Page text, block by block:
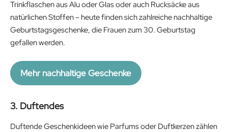
Trinkflaschen aus Alu oder Glas oder auch Rucksäcke aus
natürlichen Stoffen – heute finden sich zahlreiche nachhaltige
Geburtstagsgeschenke, die Frauen zum 30. Geburtstag
gefallen werden.
Mehr nachhaltige Geschenke
3. Duftendes
Duftende Geschenkideen wie Parfums oder Duftkerzen zählen